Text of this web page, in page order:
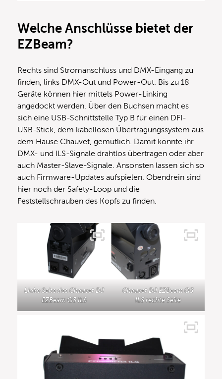
Welche Anschlüsse bietet der
EZBeam?
Rechts sind Stromanschluss und DMX-Eingang zu
finden, links DMX-Out und Power-Out. Bis zu 18
Geräte können hier mittels Power-Linking
angedockt werden. Über den Buchsen macht es
sich eine USB-Schnittstelle Typ B für einen DFI-
USB-Stick, dem kabellosen Übertragungssystem aus
dem Hause Chauvet, gemütlich. Damit könnte ihr
DMX- und ILS-Signale drahtlos übertragen oder aber
auch Master-Slave-Signale. Ansonsten lassen sich so
auch Firmware-Updates aufspielen. Obendrein sind
hier noch der Safety-Loop und die
Feststellschrauben des Kopfs zu finden.
Linke Seite des Chauvet DJ
EZBeam Q3 ILS
Chauvet DJ EZBeam Q3
ILS rechte Seite